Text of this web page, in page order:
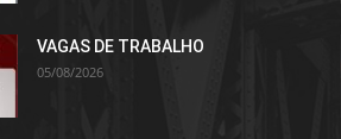
VAGAS DE TRABALHO
05/08/2026